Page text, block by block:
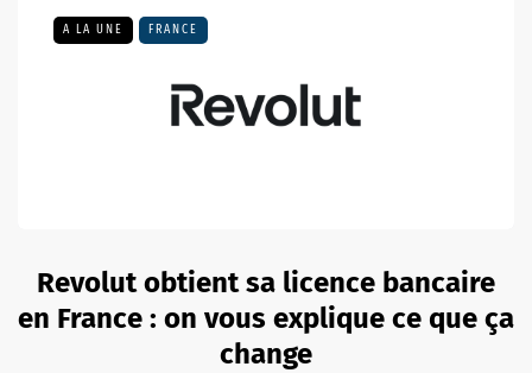
A LA UNE FRANCE
Revolut obtient sa licence bancaire
en France : on vous explique ce que ça
change